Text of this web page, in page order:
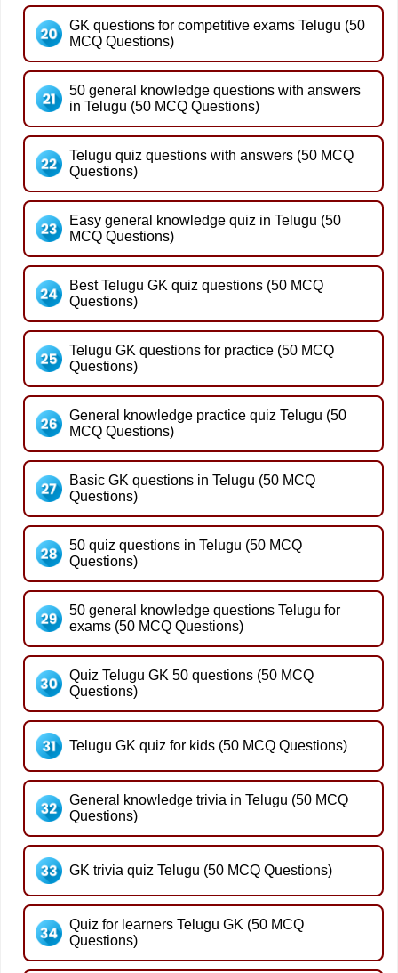
GK questions for competitive exams Telugu (50
MCQ Questions)
50 general knowledge questions with answers
in Telugu (50 MCQ Questions)
Telugu quiz questions with answers (50 MCQ
Questions)
Easy general knowledge quiz in Telugu (50
MCQ Questions)
Best Telugu GK quiz questions (50 MCQ
Questions)
Telugu GK questions for practice (50 MCQ
Questions)
General knowledge practice quiz Telugu (50
MCQ Questions)
Basic GK questions in Telugu (50 MCQ
Questions)
50 quiz questions in Telugu (50 MCQ
Questions)
50 general knowledge questions Telugu for
exams (50 MCQ Questions)
Quiz Telugu GK 50 questions (50 MCQ
Questions)
Telugu GK quiz for kids (50 MCQ Questions)
General knowledge trivia in Telugu (50 MCQ
Questions)
GK trivia quiz Telugu (50 MCQ Questions)
Quiz for learners Telugu GK (50 MCQ
Questions)